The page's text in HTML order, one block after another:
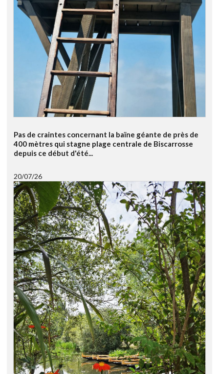
Pas de craintes concernant la baïne géante de près de
400 mètres qui stagne plage centrale de Biscarrosse
depuis ce début d'été...
20/07/26